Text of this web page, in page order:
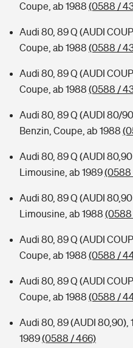
Coupe, ab 1988 (0588 /
Audi 80, 89 Q (AUDI
Coupe, ab 1988 (0588 /
Audi 80, 89 Q (AUDI
Coupe, ab 1988 (0588 /
Audi 80, 89 Q (AUDI 80/
Benzin, Coupe, ab 1988
Audi 80, 89 Q (AUDI
Limousine, ab 1989(0588
Audi 80, 89 Q (AUDI 80,90
Limousine, ab 1988
Audi 80, 89 Q (AUDI
Coupe, ab 1988 (0588 /
Audi 80, 89 Q (AUDI
Coupe, ab 1988 (0588 /
Audi 80, 89 (AUDI 80,90),
1989(0588 / 466)